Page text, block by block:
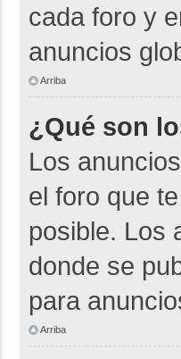
cada foro y
anuncios
Arriba
¿Qué son
Los
el foro que
posible. Los
donde se
para
Arriba